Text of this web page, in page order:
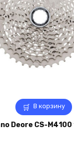
В корзину
Deore CS-M4100